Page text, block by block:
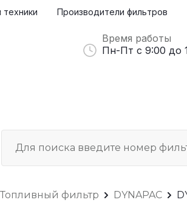
Производители фильтров
Время работы
Пн-Пт с 9:00 до
Топливный фильтр DYNAPAC